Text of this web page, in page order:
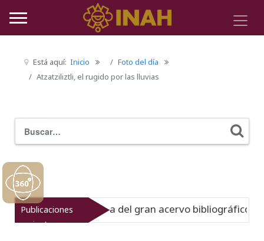
Está aquí: Inicio
Foto del día
Atzatziliztli, el rugido por las lluvias
Publicaciones
recientes
la historia del gran acervo bibliográfico jesuita